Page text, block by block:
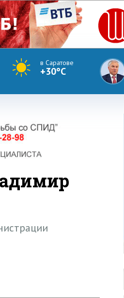
в Саратове
+30°C